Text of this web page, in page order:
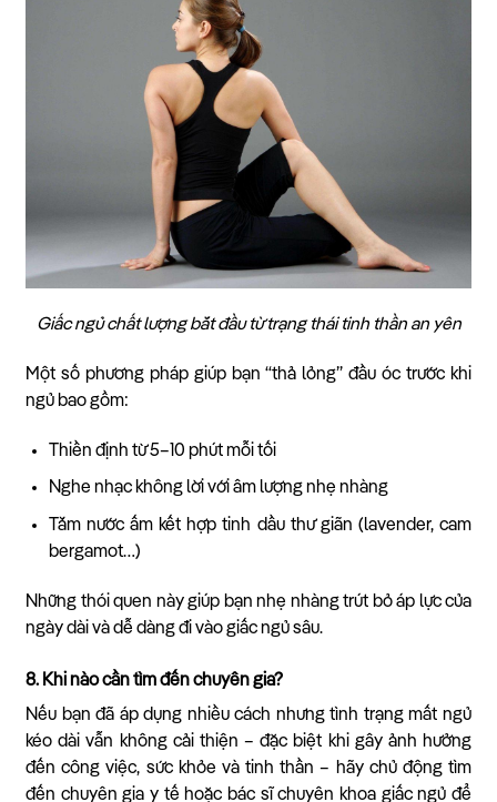
Giấc ngủ chất lượng bắt đầu từ trạng thái tinh thần an yên
Một số phương pháp giúp bạn “thả lỏng” đầu óc trước khi
ngủ bao gồm:
Thiền định từ 5–10 phút mỗi tối
Nghe nhạc không lời với âm lượng nhẹ nhàng
Tắm nước ấm kết hợp tinh dầu thư giãn (lavender, cam
bergamot…)
Những thói quen này giúp bạn nhẹ nhàng trút bỏ áp lực của
ngày dài và dễ dàng đi vào giấc ngủ sâu.
8. Khi nào cần tìm đến chuyên gia?
Nếu bạn đã áp dụng nhiều cách nhưng tình trạng mất ngủ
kéo dài vẫn không cải thiện – đặc biệt khi gây ảnh hưởng
đến công việc, sức khỏe và tinh thần – hãy chủ động tìm
đến chuyên gia y tế hoặc bác sĩ chuyên khoa giấc ngủ để